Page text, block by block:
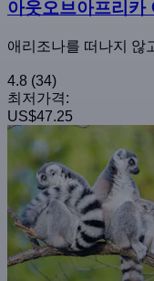
아웃오브아프리카
애리조나를 떠나지 않
4.8 (34)
최저가격:
US$47.25